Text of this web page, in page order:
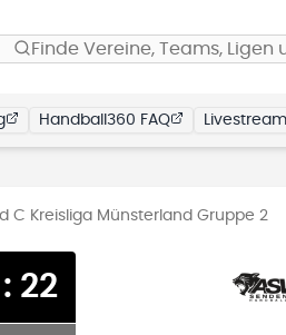
Finde Vereine, Teams, Ligen
Handball360 FAQ
Kreisliga Münsterland Gruppe 2
: 22